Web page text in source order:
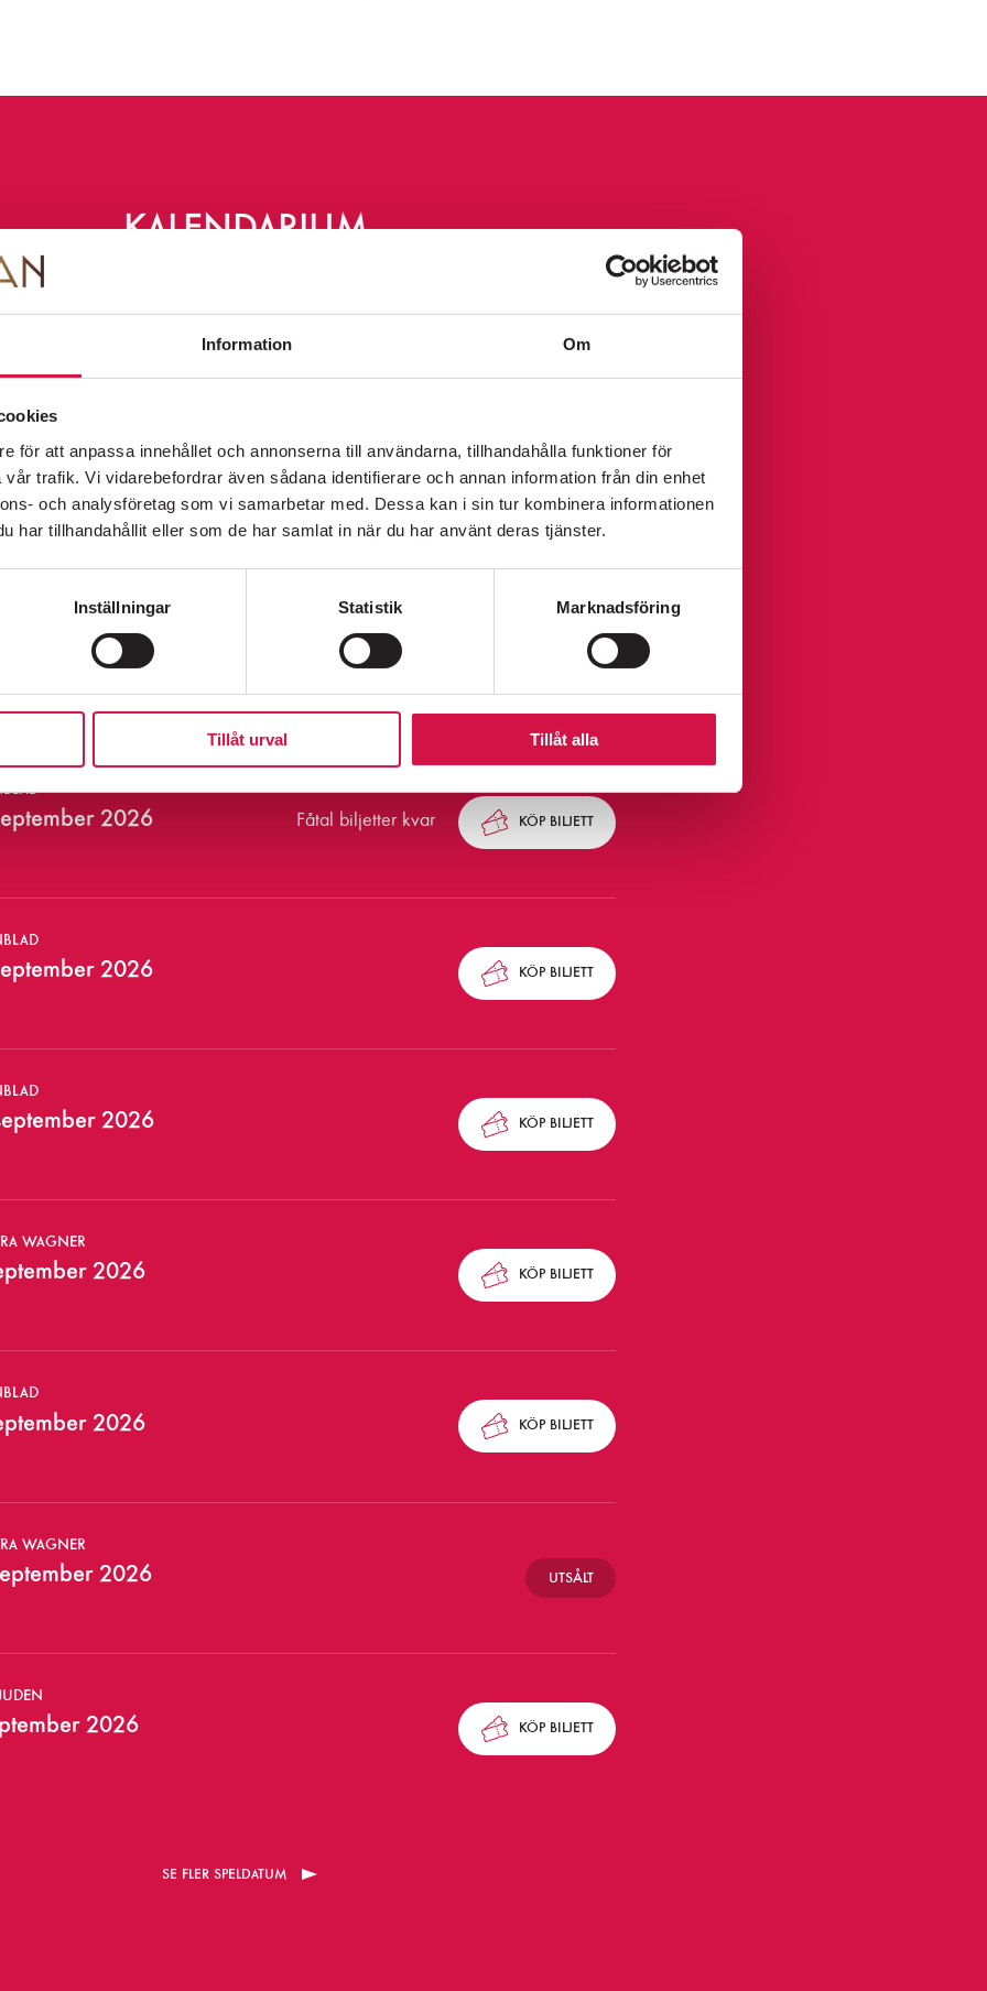
Information Om
för att anpassa innehållet och annonserna till användarna, tillhandahålla funktioner för
trafik. Vi vidarebefordrar även sådana identifierare och annan information från din enhet
och analysföretag som vi samarbetar med. Dessa kan i sin tur kombinera informationen
har tillhandahållit eller som de har samlat in när du har använt deras tjänster.
Inställningar Statistik Marknadsföring
Tillåt urval Tillåt alla
KALENDARIUM
ANKI SVAN & ÄLSKARNA
URPREMIÄR
2026 UTSÅLT
2026 BILJETT
2026 Fåtal biljetter kvar KÖP BILJETT
2026 KÖP BILJETT
2026 KÖP BILJETT
WAGNER
2026 KÖP BILJETT
2026 KÖP BILJETT
WAGNER
2026 UTSÅLT
2026 KÖP BILJETT
SE FLER SPELDATUM
FOLKOPERANS NYHETSBREV
SKICKA
SÖDERMALMS MEST HÖGLJUDDA GRANNE SEDAN 1976
07 50